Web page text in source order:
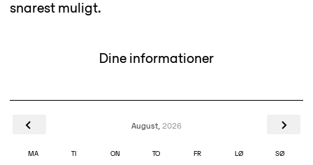
snarest muligt.
Dine informationer
August, 2026
MA TI ON TO FR LØ SØ